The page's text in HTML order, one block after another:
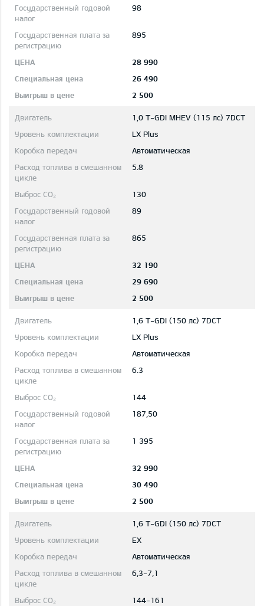
98
895
28 990
26 490
2 500
1,0 T-GDI MHEV (115 лс) 7DCT
LX Plus
Автоматическая
5.8
130
89
865
32 190
29 690
2 500
1,6 T-GDI (150 лс) 7DCT
LX Plus
Автоматическая
6.3
144
187,50
1 395
32 990
30 490
2 500
1,6 T-GDI (150 лс) 7DCT
EX
Автоматическая
6,3-7,1
144-161